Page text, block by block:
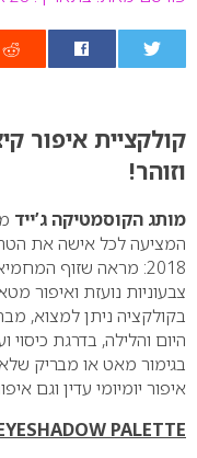
קולקציית איפור
וזוהר!
מותג הקוסמטיקה ג’ייד
המציעה לכל אישה את
2018: מראה שזוף
צבעוניות נועזת ואיפור
בקולקציה ניתן למצוא,
היום והלילה, בדרגת
בגימור מאט או מבריק
איפור יומיומי עדין וגם
PALETTE